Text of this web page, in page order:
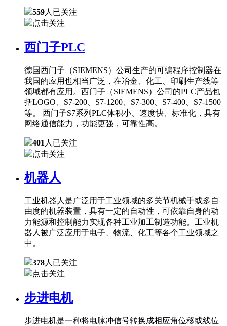
559人已关注
点击关注
西门子PLC
德国西门子（SIEMENS）公司生产的可编程序控制器在
我国的应用也相当广泛，在冶金、化工、印刷生产线等
领域都有应用。西门子（SIEMENS）公司的PLC产品包
括LOGO、S7-200、S7-1200、S7-300、S7-400、S7-1500
等。 西门子S7系列PLC体积小、速度快、标准化，具有
网络通信能力，功能更强，可靠性高。
401 人已关注
点击关注
机器人
工业机器人是广泛用于工业领域的多关节机械手或多自
由度的机器装置，具有一定的自动性，可依靠自身的动
力能源和控制能力实现各种工业加工制造功能。工业机
器人被广泛应用于电子、物流、化工等各个工业领域之
中。
378人已关注
点击关注
步进电机
步进电机是一种将电脉冲信号转换成相应角位移或线位